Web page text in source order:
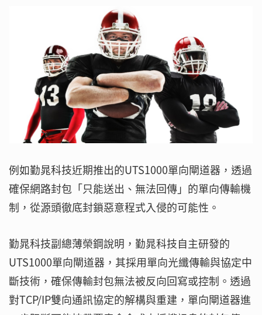
例如勤晁科技近期推出的UTS1000單向閘道器，透過
確保網路封包「只能送出、無法回傳」的單向傳輸機
制，從源頭徹底封鎖惡意程式入侵的可能性。
勤晁科技副總薄榮鋼說明，勤晁科技自主研發的
UTS1000單向閘道器，其採用單向光纖傳輸與協定中
斷技術，確保傳輸封包無法被反向回寫或控制。透過
對TCP/IP雙向通訊協定的解構與重建，單向閘道器進